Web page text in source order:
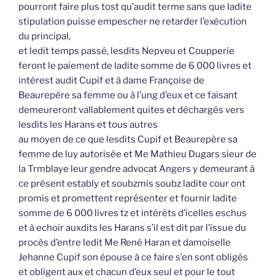
pourront faire plus tost qu’audit terme sans que ladite
stipulation puisse empescher ne retarder l’exécution
du principal,
et ledit temps passé, lesdits Nepveu et Coupperie
feront le paiement de ladite somme de 6 000 livres et
intérest audit Cupif et à dame Françoise de
Beaurepère sa femme ou à l’ung d’eux et ce faisant
demeureront vallablement quites et déchargés vers
lesdits les Harans et tous autres
au moyen de ce que lesdits Cupif et Beaurepère sa
femme de luy autorisée et Me Mathieu Dugars sieur de
la Trmblaye leur gendre advocat Angers y demeurant à
ce présent estably et soubzmis soubz ladite cour ont
promis et promettent représenter et fournir ladite
somme de 6 000 livres tz et intérêts d’icelles eschus
et à echoir auxdits les Harans s’il est dit par l’issue du
procès d’entre ledit Me René Haran et damoiselle
Jehanne Cupif son épouse à ce faire s’en sont obligés
et obligent aux et chacun d’eux seul et pour le tout